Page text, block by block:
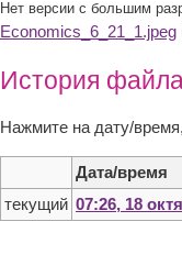
Нет версии с большим
Economics_6_21_1.jpeg
История
Нажмите на дату/
Дата/время
текущий 07:26, 18